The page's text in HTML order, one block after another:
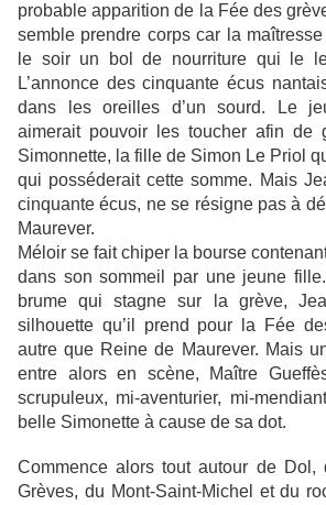
probable apparition de la Fée des
semble prendre corps car la
le soir un bol de nourriture qui le
L’annonce des cinquante écus
dans les oreilles d’un sourd. Le
aimerait pouvoir les toucher afin de
Simonnette, la fille de Simon Le Priol
qui posséderait cette somme. Mais
cinquante écus, ne se résigne pas à
Maurever.
Méloir se fait chiper la bourse
dans son sommeil par une jeune
brume qui stagne sur la grève,
silhouette qu’il prend pour la Fée
autre que Reine de Maurever. Mais
entre alors en scène, Maître
scrupuleux, mi-aventurier, mi-
belle Simonette à cause de sa dot.
Commence alors tout autour de Dol,
Grèves, du Mont-Saint-Michel et du